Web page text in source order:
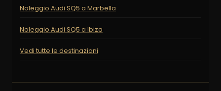
Noleggio Audi SQ5 a Marbella
Noleggio Audi SQ5 a Ibiza
Vedi tutte le destinazioni